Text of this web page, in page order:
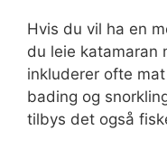
Hvis du vil ha en
du leie katamaran
inkluderer ofte
bading og
tilbys det også